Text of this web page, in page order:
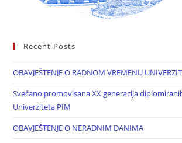
Recent Posts
OBAVJEŠTENJE O RADNOM VREMENU
Svečano promovisana XX generacija
Univerziteta PIM
OBAVJEŠTENJE O NERADNIM DANIMA